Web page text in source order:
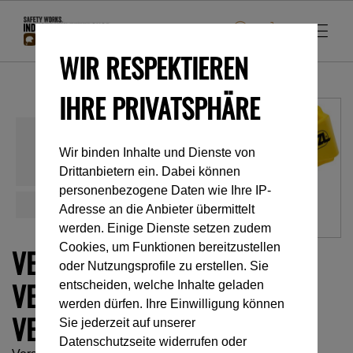
VERSTAUSYSTEM FÜR DAS
VERBINDUNGSELEMENT DES
VERBINDUNGSMITTELS
WIR RESPEKTIEREN
IHRE PRIVATSPHÄRE
Wir binden Inhalte und Dienste von
Drittanbietern ein. Dabei können
personenbezogene Daten wie Ihre IP-
Adresse an die Anbieter übermittelt
werden. Einige Dienste setzen zudem
Cookies, um Funktionen bereitzustellen
oder Nutzungsprofile zu erstellen. Sie
entscheiden, welche Inhalte geladen
werden dürfen. Ihre Einwilligung können
Sie jederzeit auf unserer
Datenschutzseite widerrufen oder